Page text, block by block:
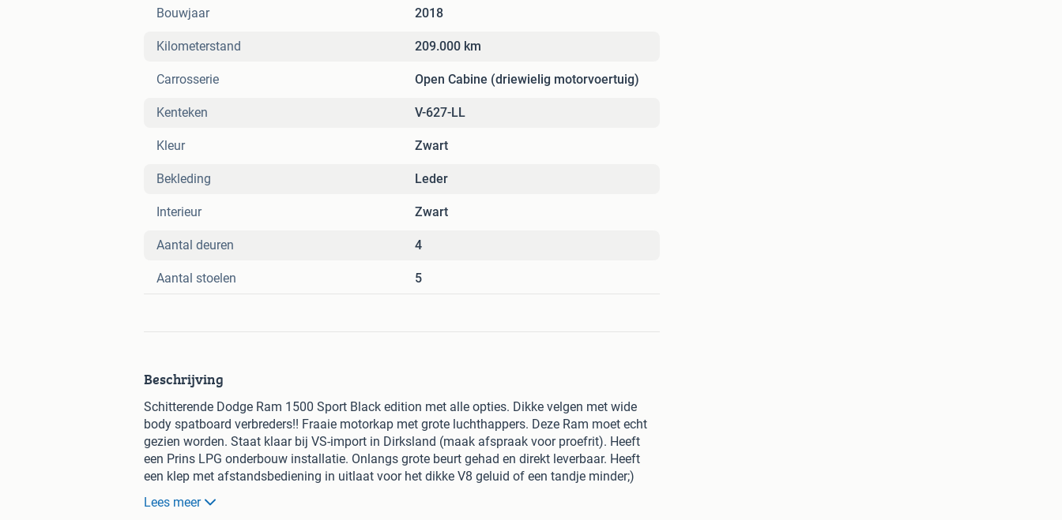
Bouwjaar 2018
Kilometerstand 209.000 km
Carrosserie Open Cabine (driewielig motorvoertuig)
Kenteken V-627-LL
Kleur Zwart
Bekleding Leder
Interieur Zwart
Aantal deuren 4
Aantal stoelen 5
Beschrijving
Schitterende Dodge Ram 1500 Sport Black edition met alle opties. Dikke velgen met wide
body spatboard verbreders!! Fraaie motorkap met grote luchthappers. Deze Ram moet echt
gezien worden. Staat klaar bij VS-import in Dirksland (maak afspraak voor proefrit). Heeft
een Prins LPG onderbouw installatie. Onlangs grote beurt gehad en direkt leverbaar. Heeft
een klep met afstandsbediening in uitlaat voor het dikke V8 geluid of een tandje minder;)
.Prijs is exclusief BTW
Lees meer